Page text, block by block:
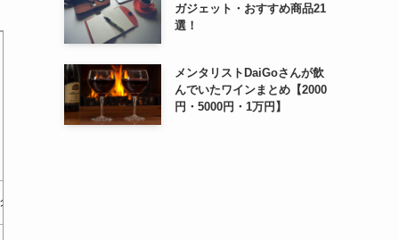
ガジェット・おすすめ商品21
選！
メンタリストDaiGoさんが飲
んでいたワインまとめ【2000
円・5000円・1万円】